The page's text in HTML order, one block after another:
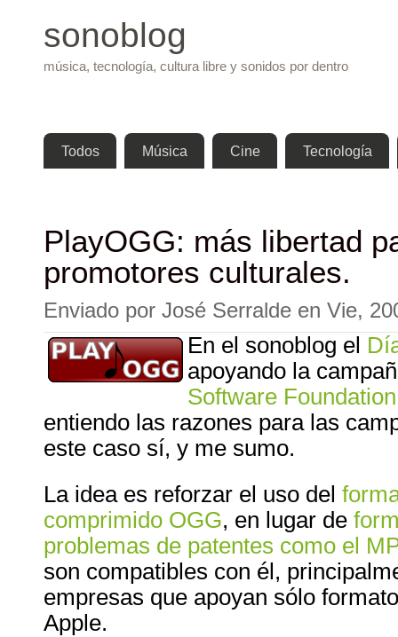
sonoblog
música, tecnología, cultura libre y sonidos por dentro
Menú principal
Todos Música Cine Tecnología
PlayOGG: más libertad
promotores culturales.
Enviado por José Serralde en Vie,
En el sonoblog el
apoyando la
Software Foundation
entiendo las razones para las
este caso sí, y me sumo.
La idea es reforzar el uso del
comprimido OGG, en lugar de
problemas de patentes como el
son compatibles con él,
empresas que apoyan sólo
Apple.